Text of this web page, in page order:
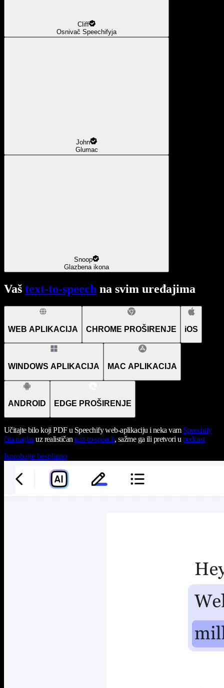
Cliff
Osnivač Speechifyja
John
Glumac
Snoop
Glazbena ikona
Vaš text-to-speech na svim uređajima
WEB APLIKACIJA CHROME PROŠIRENJE iOS
WINDOWS APLIKACIJA MAC APLIKACIJA
ANDROID EDGE PROŠIRENJE
Učitajte bilo koji PDF u Speechify web-aplikaciju i neka vam Speechify
čita naglasuz realističan text-to-speech, sažme ga ili pretvori u podcast
Isprobajte besplatno